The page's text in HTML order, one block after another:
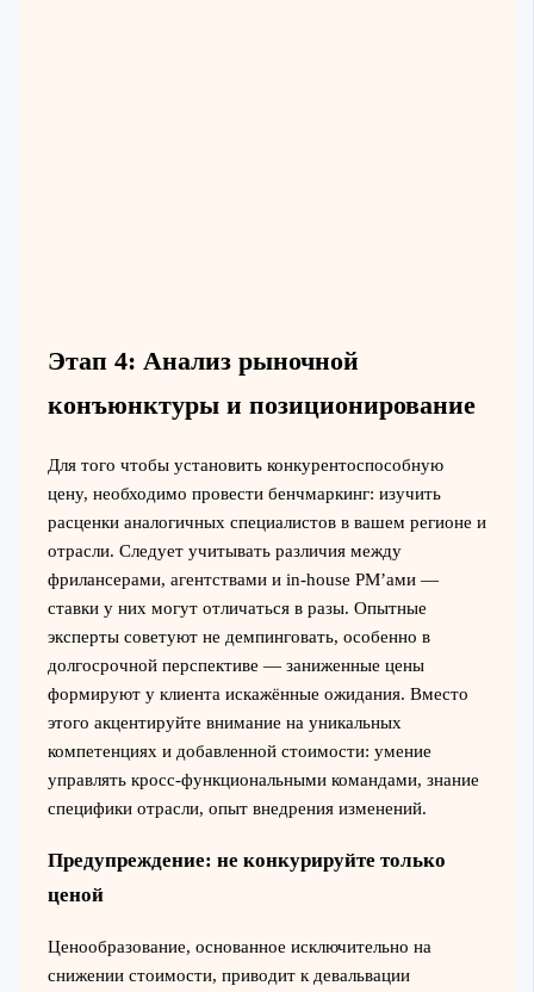
Этап 4: Анализ рыночной
конъюнктуры и позиционирование
Для того чтобы установить конкурентоспособную
цену, необходимо провести бенчмаркинг: изучить
расценки аналогичных специалистов в вашем регионе и
отрасли. Следует учитывать различия между
фрилансерами, агентствами и in-house PM’ами —
ставки у них могут отличаться в разы. Опытные
эксперты советуют не демпинговать, особенно в
долгосрочной перспективе — заниженные цены
формируют у клиента искажённые ожидания. Вместо
этого акцентируйте внимание на уникальных
компетенциях и добавленной стоимости: умение
управлять кросс-функциональными командами, знание
специфики отрасли, опыт внедрения изменений.
Предупреждение: не конкурируйте только
ценой
Ценообразование, основанное исключительно на
снижении стоимости, приводит к девальвации